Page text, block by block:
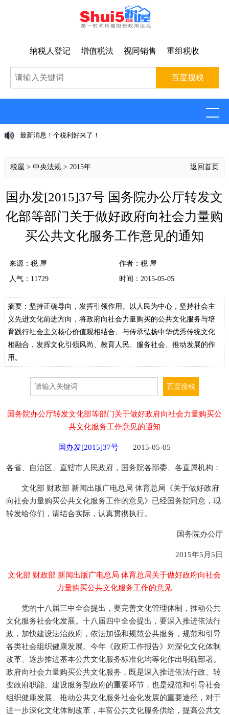
纳税人登记 增值税法 视同销售 重组税收
最新消息！个税利好来了！
税屋 > 中央法规> 2015年 返回首页
国办发[2015]37号 国务院办公厅转发文
化部等部门关于做好政府向社会力量购
买公共文化服务工作意见的通知
来源： 税 屋
作者：税 屋
人气： 11729 时间：2015-05-05
摘要：坚持正确导向，发挥引领作用。以人民为中心，坚持社会主
义先进文化前进方向，将政府向社会力量购买的公共文化服务与培
育践行社会主义核心价值观相结合、与传承弘扬中华优秀传统文化
相融合，发挥文化引领风尚、教育人民、服务社会、推动发展的作
用。
国务院办公厅转发文化部等部门关于做好政府向社会力量购买公
共文化服务工作意见的通知
国办发[2015]37号2015-05-05
各省、自治区、直辖市人民政府，国务院各部委、各直属机构：
文化部 财政部 新闻出版广电总局 体育总局《关于做好政府
向社会力量购买公共文化服务工作的意见》已经国务院同意，现
转发给你们，请结合实际，认真贯彻执行。
国务院办公厅
2015年5月5日
文化部 财政部 新闻出版广电总局 体育总局关于做好政府向社会
力量购买公共文化服务工作的意见
党的十八届三中全会提出，要完善文化管理体制，推动公共
文化服务社会化发展。十八届四中全会提出，要深入推进依法行
政，加快建设法治政府，依法加强和规范公共服务，规范和引导
各类社会组织健康发展。今年《政府工作报告》对深化文化体制
改革、逐步推进基本公共文化服务标准化均等化作出明确部署。
政府向社会力量购买公共文化服务，既是深入推进依法行政、转
变政府职能、建设服务型政府的重要环节，也是规范和引导社会
组织健康发展、推动公共文化服务社会化发展的重要途径，对于
进一步深化文化体制改革，丰富公共文化服务供给，提高公共文